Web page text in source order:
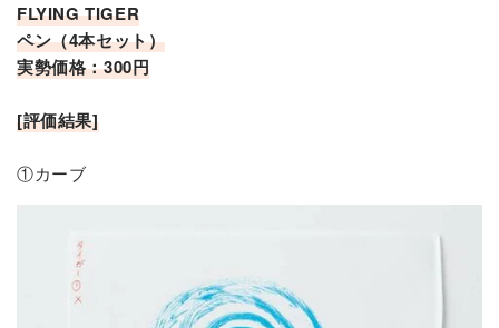
FLYING TIGER
ペン（4本セット）
実勢価格：300円
[評価結果]
①カーブ